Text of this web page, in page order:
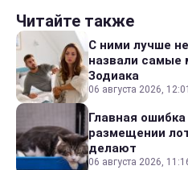
Читайте также
С ними лучше
назвали самые
Зодиака
06 августа 2026, 12:01
Главная
размещении
делают
06 августа 2026,